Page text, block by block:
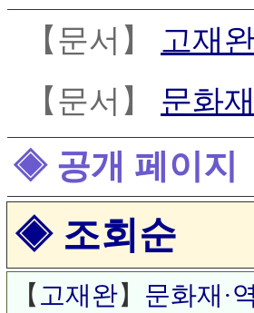
【문서】
고재
【문서】 문화
◈ 공개 페이지
◈ 조회순
【 고재완】 문화재·